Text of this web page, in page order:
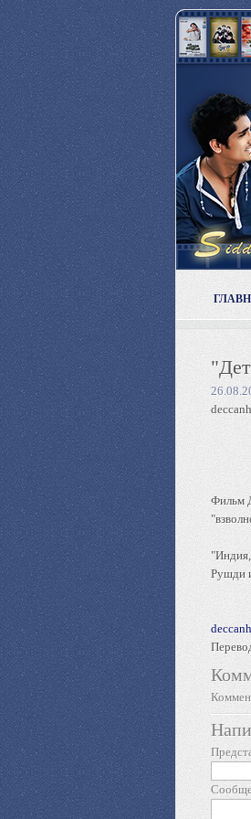
Фильм
Рушди